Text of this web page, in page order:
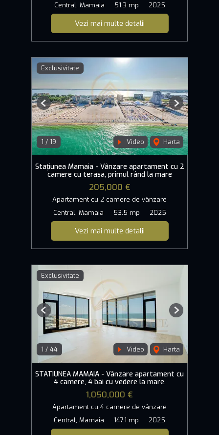
Central, Mamaia
51.3 mp 2025
Vezi mai multe detalii
Exclusivitate
1 / 19 Video Harta
Previous Next
Stațiunea Mamaia - Vânzare apartament cu 2
camere cu terasa, primul rând la mare
205,000 €
Apartament cu 2 camere de vânzare
Central, Mamaia
53.5 mp 2025
Vezi mai multe detalii
Exclusivitate
1 / 44 Video Harta
Previous Next
STATIUNEA MAMAIA - Vânzare apartament cu
4 camere, 4 bai cu vedere la mare.
1,050,000 €
Apartament cu 4 camere de vânzare
Central, Mamaia
147.1 mp 2025